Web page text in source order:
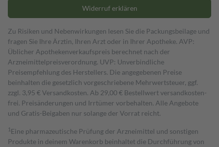
Widerruf erklären
Zu Risiken und Nebenwirkungen lesen Sie die Packungsbeilage und
fragen Sie Ihre Ärztin, Ihren Arzt oder in Ihrer Apotheke. AVP:
Üblicher Apothekenverkaufspreis berechnet nach der
Arzneimittelpreisverordnung. UVP: Unverbindliche
Preisempfehlung des Herstellers. Die angegebenen Preise
beinhalten die gesetzlich vorgeschriebene Mehrwertsteuer, ggf.
zzgl. 3,95 € Versandkosten. Ab 29,00 € Bestell­wert versand­kosten­
frei. Preisänderungen und Irrtümer vorbehalten. Alle Angebote
und Gratis-Beigaben nur solange der Vorrat reicht.
1 Eine pharmazeutische Prüfung der Arzneimittel und sonstigen
Produkte in deinem Warenkorb beinhaltet die Durchführung von